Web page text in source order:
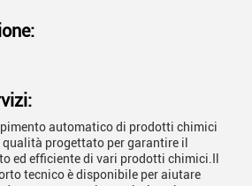
automatico di prodotti chimici
progettato per garantire il
ed efficiente di vari prodotti chimici.Il
tecnico è disponibile per aiutare